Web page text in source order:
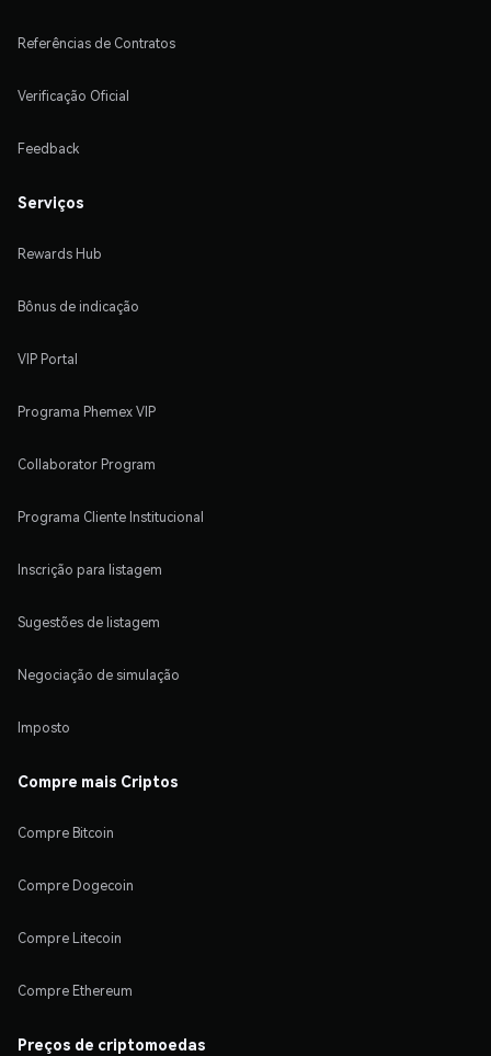
Referências de Contratos
Verificação Oficial
Feedback
Serviços
Rewards Hub
Bônus de indicação
VIP Portal
Programa Phemex VIP
Collaborator Program
Programa Cliente Institucional
Inscrição para listagem
Sugestões de listagem
Negociação de simulação
Imposto
Compre mais Criptos
Compre Bitcoin
Compre Dogecoin
Compre Litecoin
Compre Ethereum
Preços de criptomoedas